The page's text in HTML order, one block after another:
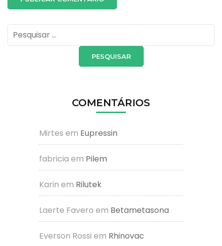
Pesquisar
por:
COMENTÁRIOS
Mirtes em Eupressin
fabricia em Pilem
Karin em Rilutek
Laerte Favero em Betametasona
Everson Rossi em Rhinovac